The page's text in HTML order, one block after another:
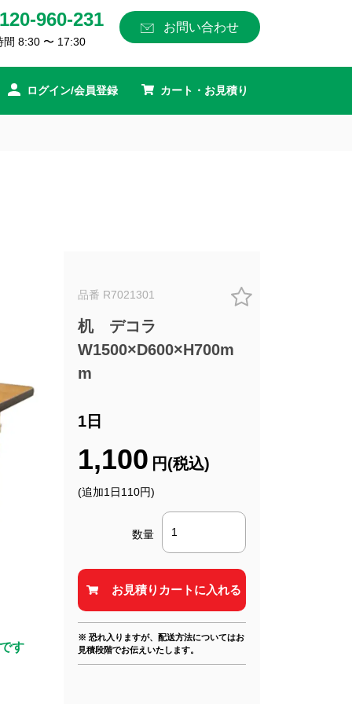
960-231
間 8:30 〜 17:30
お問い合わせ
ログイン/会員登録 カート・お見積り
す
品番 R7021301
机 デコラ
W1500×D600×H700m
m
1日
1,100 円(税込)
(追加1日110円)
数量
※ 恐れ入りますが、配送方法についてはお
見積段階でお伝えいたします。